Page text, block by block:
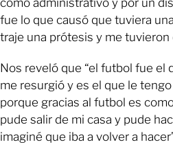
como administrativo y por un
fue lo que causó que tuviera
traje una prótesis y me tuvieron
Nos reveló que “el futbol fue el
me resurgió y es el que le
porque gracias al futbol es
pude salir de mi casa y pude
imaginé que iba a volver a